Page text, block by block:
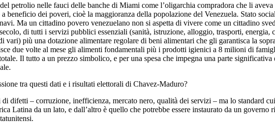
petrolio nelle fauci delle banche di Miami come l’oligarchia compradora che li aveva
beneficio dei poveri, cioè la maggioranza della popolazione del Venezuela. Stato
Ma un cittadino povero venezuelano non si aspetta di vivere come un cittadino
di tutti i servizi pubblici essenziali (sanità, istruzione, alloggio, trasporti, energia,
vari) più una dotazione alimentare regolare di beni alimentari che gli garantisca la
due volte al mese gli alimenti fondamentali più i prodotti igienici a 8 milioni di
Il tutto a un prezzo simbolico, e per una spesa che impegna una parte significativa
tra questi dati e i risultati elettorali di Chavez-Maduro?
difetti – corruzione, inefficienza, mercato nero, qualità dei servizi – ma lo standard cui
Latina da un lato, e dall’altro è quello che potrebbe essere instaurato da un governo